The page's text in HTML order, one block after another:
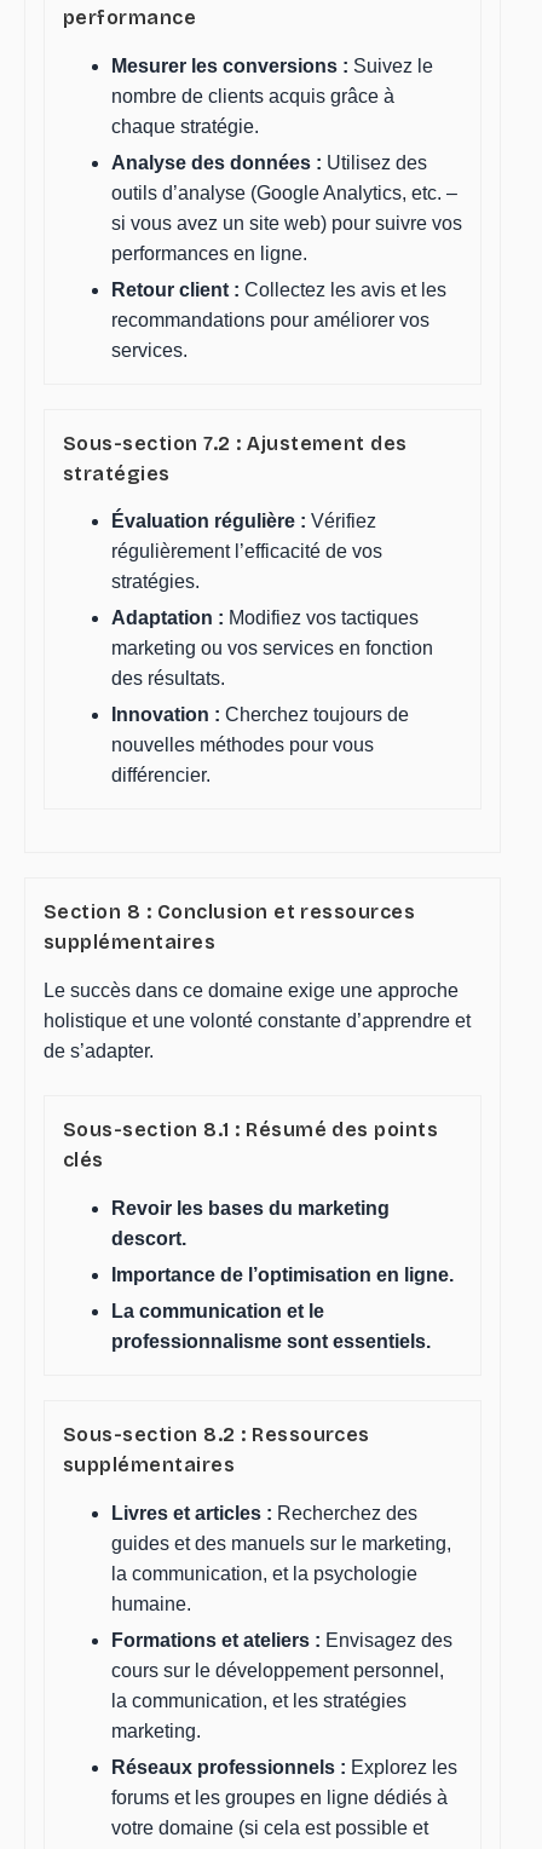
performance
Mesurer les conversions : Suivez le
nombre de clients acquis grâce à
chaque stratégie.
Analyse des données : Utilisez des
outils d’analyse (Google Analytics, etc. –
si vous avez un site web) pour suivre vos
performances en ligne.
Retour client : Collectez les avis et les
recommandations pour améliorer vos
services.
Sous-section 7.2 : Ajustement des
stratégies
Évaluation régulière : Vérifiez
régulièrement l’efficacité de vos
stratégies.
Adaptation : Modifiez vos tactiques
marketing ou vos services en fonction
des résultats.
Innovation : Cherchez toujours de
nouvelles méthodes pour vous
différencier.
Section 8 : Conclusion et ressources
supplémentaires
Le succès dans ce domaine exige une approche
holistique et une volonté constante d’apprendre et
de s’adapter.
Sous-section 8.1 : Résumé des points
clés
Revoir les bases du marketing
descort.
Importance de l’optimisation en ligne.
La communication et le
professionnalisme sont essentiels.
Sous-section 8.2 : Ressources
supplémentaires
Livres et articles : Recherchez des
guides et des manuels sur le marketing,
la communication, et la psychologie
humaine.
Formations et ateliers : Envisagez des
cours sur le développement personnel,
la communication, et les stratégies
marketing.
Réseaux professionnels : Explorez les
forums et les groupes en ligne dédiés à
votre domaine (si cela est possible et